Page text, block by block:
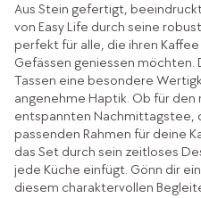
Aus Stein gefertigt,
von Easy Life durch seine
perfekt für alle, die ihren
Gefässen geniessen möchten.
Tassen eine besondere
angenehme Haptik. Ob für
entspannten Nachmittagstee,
passenden Rahmen für deine
das Set durch sein zeitloses
jede Küche einfügt. Gönn dir
diesem charaktervollen